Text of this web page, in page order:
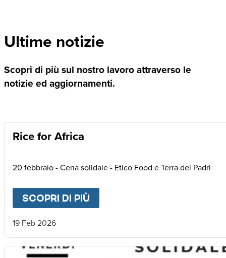
Ultime notizie
Scopri di più sul nostro lavoro attraverso le
notizie ed aggiornamenti.
Rice for Africa
20 febbraio - Cena solidale - Etico Food e Terra dei Padri
SCOPRI DI PIÙ
19 Feb 2026